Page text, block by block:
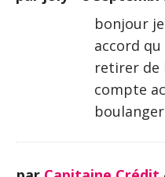
bonjour
accord
retirer de
compte